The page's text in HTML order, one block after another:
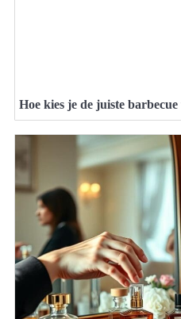
Hoe kies je de juiste